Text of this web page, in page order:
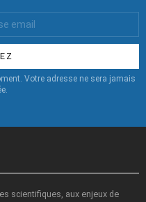
Votre adresse ne sera jamais
scientifiques, aux enjeux de